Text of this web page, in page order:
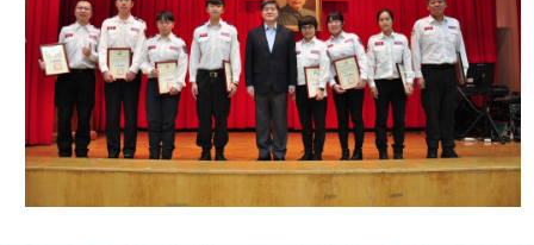
教
育
下
載
專
區